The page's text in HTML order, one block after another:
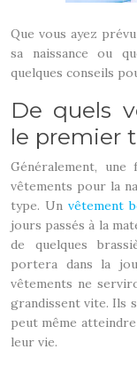
Que vous ayez
sa naissance ou
quelques conseils
De quels
le premier
Généralement,
vêtements pour la
type. Un vêtement
jours passés à la
de quelques
portera dans la
vêtements ne
grandissent vite. Ils
peut même
leur vie.